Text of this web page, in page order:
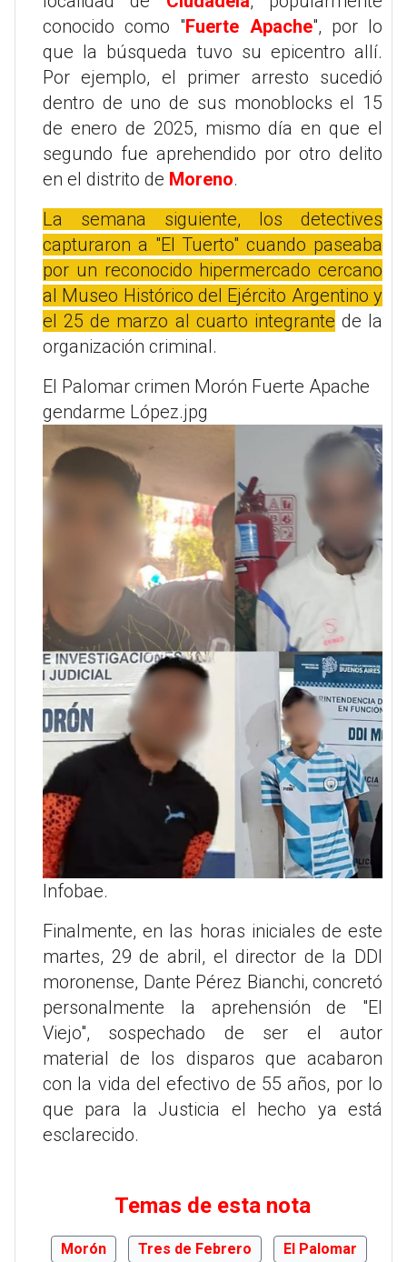
conocido como "Fuerte Apache", por lo
que la búsqueda tuvo su epicentro allí.
Por ejemplo, el primer arresto sucedió
dentro de uno de sus monoblocks el 15
de enero de 2025, mismo día en que el
segundo fue aprehendido por otro delito
en el distrito de Moreno.
La semana siguiente, los detectives
capturaron a "El Tuerto" cuando paseaba
por un reconocido hipermercado cercano
al Museo Histórico del Ejército Argentino y
el 25 de marzo al cuarto integrante de la
organización criminal.
El Palomar crimen Morón Fuerte Apache
gendarme López.jpg
Infobae.
Finalmente, en las horas iniciales de este
martes, 29 de abril, el director de la DDI
moronense, Dante Pérez Bianchi, concretó
personalmente la aprehensión de "El
Viejo", sospechado de ser el autor
material de los disparos que acabaron
con la vida del efectivo de 55 años, por lo
que para la Justicia el hecho ya está
esclarecido.
Temas de esta nota
Morón Tres de Febrero
El Palomar